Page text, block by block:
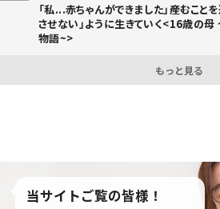
「私...赤ちゃんができました」――産むこと
させない」ように生きていく<16歳の
物語~>
もっと見る
当サイトご覧の皆様！